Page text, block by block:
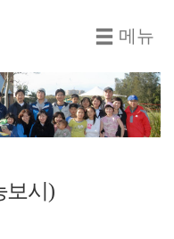
메뉴
보시)